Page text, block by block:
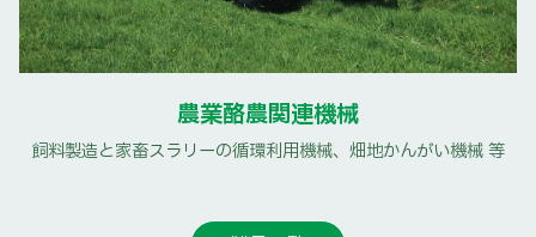
農業酪農関連機械
飼料製造と家畜スラリーの循環利用機械、畑地かんがい機械 等